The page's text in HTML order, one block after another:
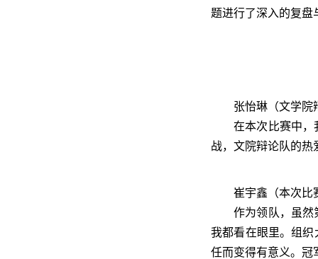
题进行了深入的复盘
张怡琳（文学院
在本次比赛中，
战，文院辩论队的热
崔宇鑫（本次比
作为领队，虽然
我都看在眼里。组
任而变得有意义。冠